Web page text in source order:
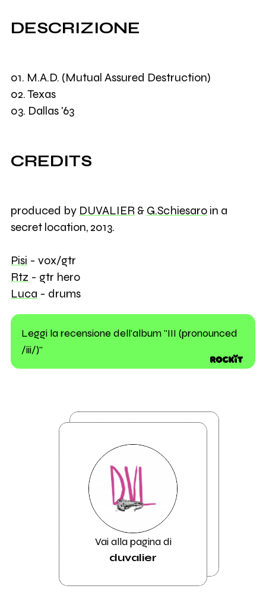
DESCRIZIONE
01. M.A.D. (Mutual Assured Destruction)
02. Texas
03. Dallas '63
CREDITS
produced by DUVALIER & G.Schiesaroin a
secret location, 2013.
Pisi - vox/gtr
Rtz - gtr hero
Luca - drums
Leggi la recensione dell'album "III (pronounced
/iii/)"
Vai alla pagina di
duvalier